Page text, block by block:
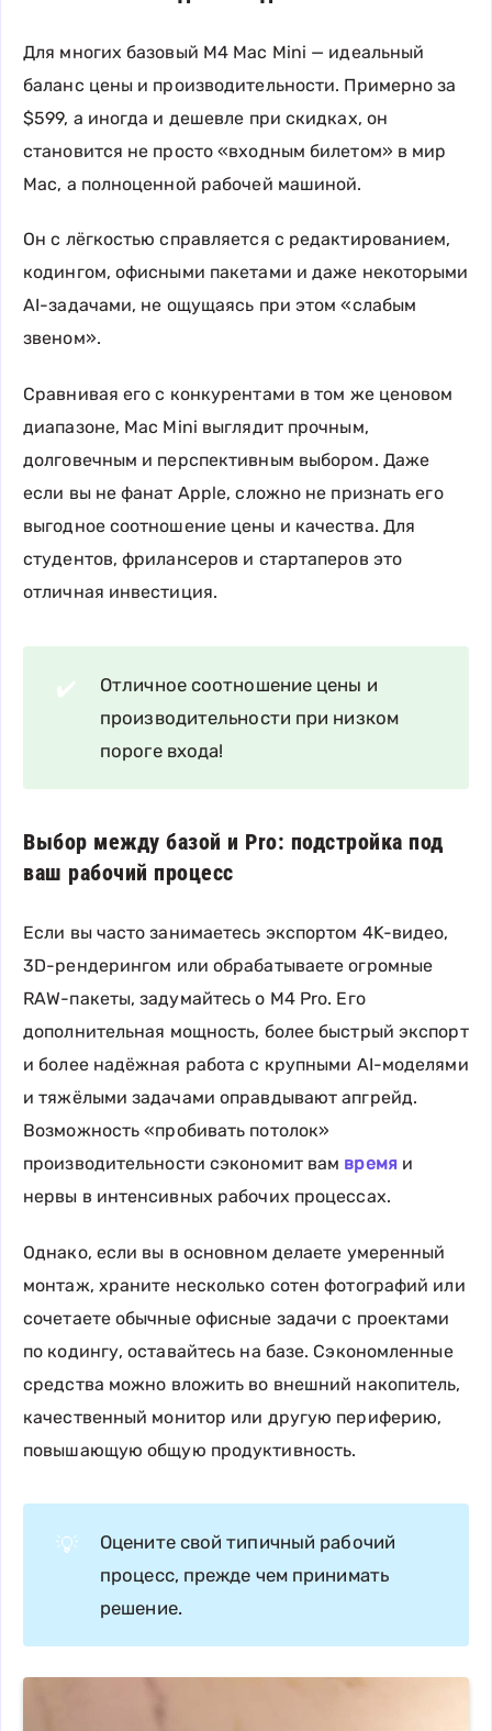
Для многих базовый M4 Mac Mini — идеальный
баланс цены и производительности. Примерно за
$599, а иногда и дешевле при скидках, он
становится не просто «входным билетом» в мир
Mac, а полноценной рабочей машиной.
Он с лёгкостью справляется с редактированием,
кодингом, офисными пакетами и даже некоторыми
AI-задачами, не ощущаясь при этом «слабым
звеном».
Сравнивая его с конкурентами в том же ценовом
диапазоне, Mac Mini выглядит прочным,
долговечным и перспективным выбором. Даже
если вы не фанат Apple, сложно не признать его
выгодное соотношение цены и качества. Для
студентов, фрилансеров и стартаперов это
отличная инвестиция.
✔️
Отличное соотношение цены и
производительности при низком
пороге входа!
Выбор между базой и Pro: подстройка под
ваш рабочий процесс
Если вы часто занимаетесь экспортом 4K-видео,
3D-рендерингом или обрабатываете огромные
RAW-пакеты, задумайтесь о M4 Pro. Его
дополнительная мощность, более быстрый экспорт
и более надёжная работа с крупными AI-моделями
и тяжёлыми задачами оправдывают апгрейд.
Возможность «пробивать потолок»
производительности сэкономит вам времяи
нервы в интенсивных рабочих процессах.
Однако, если вы в основном делаете умеренный
монтаж, храните несколько сотен фотографий или
сочетаете обычные офисные задачи с проектами
по кодингу, оставайтесь на базе. Сэкономленные
средства можно вложить во внешний накопитель,
качественный монитор или другую периферию,
повышающую общую продуктивность.
💡
Оцените свой типичный рабочий
процесс, прежде чем принимать
решение.